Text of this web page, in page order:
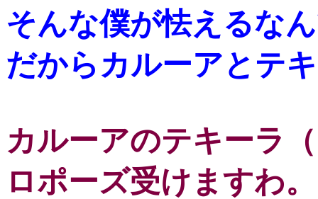
そんな僕が怯えるな
だからカルーアとテ
カルーアのテキーラ
ロポーズ受けますわ。